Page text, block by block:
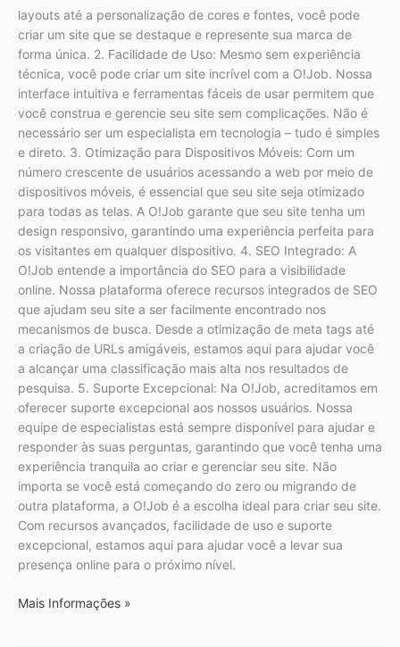
layouts até a personalização de cores e fontes, você pode
criar um site que se destaque e represente sua marca de
forma única. 2. Facilidade de Uso: Mesmo sem experiência
técnica, você pode criar um site incrível com a O!Job. Nossa
interface intuitiva e ferramentas fáceis de usar permitem que
você construa e gerencie seu site sem complicações. Não é
necessário ser um especialista em tecnologia – tudo é simples
e direto. 3. Otimização para Dispositivos Móveis: Com um
número crescente de usuários acessando a web por meio de
dispositivos móveis, é essencial que seu site seja otimizado
para todas as telas. A O!Job garante que seu site tenha um
design responsivo, garantindo uma experiência perfeita para
os visitantes em qualquer dispositivo. 4. SEO Integrado: A
O!Job entende a importância do SEO para a visibilidade
online. Nossa plataforma oferece recursos integrados de SEO
que ajudam seu site a ser facilmente encontrado nos
mecanismos de busca. Desde a otimização de meta tags até
a criação de URLs amigáveis, estamos aqui para ajudar você
a alcançar uma classificação mais alta nos resultados de
pesquisa. 5. Suporte Excepcional: Na O!Job, acreditamos em
oferecer suporte excepcional aos nossos usuários. Nossa
equipe de especialistas está sempre disponível para ajudar e
responder às suas perguntas, garantindo que você tenha uma
experiência tranquila ao criar e gerenciar seu site. Não
importa se você está começando do zero ou migrando de
outra plataforma, a O!Job é a escolha ideal para criar seu site.
Com recursos avançados, facilidade de uso e suporte
excepcional, estamos aqui para ajudar você a levar sua
presença online para o próximo nível.
Mais Informações »